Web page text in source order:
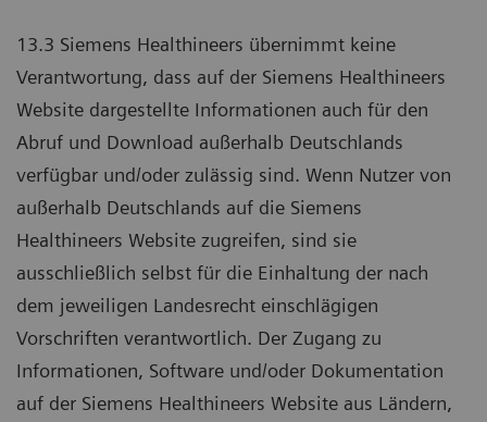
13.3 Siemens Healthineers übernimmt keine
Verantwortung, dass auf der Siemens Healthineers
Website dargestellte Informationen auch für den
Abruf und Download außerhalb Deutschlands
verfügbar und/oder zulässig sind. Wenn Nutzer von
außerhalb Deutschlands auf die Siemens
Healthineers Website zugreifen, sind sie
ausschließlich selbst für die Einhaltung der nach
dem jeweiligen Landesrecht einschlägigen
Vorschriften verantwortlich. Der Zugang zu
Informationen, Software und/oder Dokumentation
auf der Siemens Healthineers Website aus Ländern,